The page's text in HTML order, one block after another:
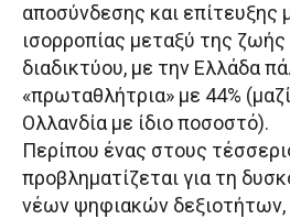
αποσύνδεσης και επίτευξης
ισορροπίας μεταξύ της ζωής
διαδικτύου, με την Ελλάδα
«πρωταθλήτρια» με 44%
Ολλανδία με ίδιο ποσοστό).
Περίπου ένας στους
προβληματίζεται για τη
νέων ψηφιακών δεξιοτήτων,